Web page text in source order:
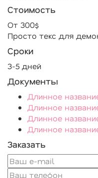
Стоимость
От 300$
Просто текс для
Сроки
3-5 дней
Документы
Длинное
Длинное
Длинное
Длинное
Заказать